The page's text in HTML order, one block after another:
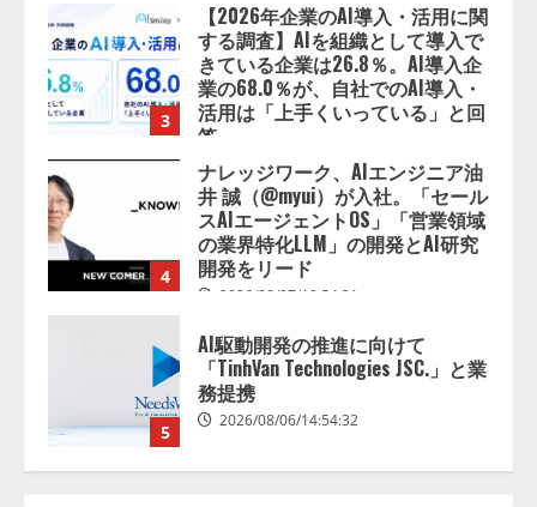
3
【2026年企業のAI導入・活用に関
する調査】AIを組織として導入で
きている企業は26.8％。AI導入企
業の68.0％が、自社でのAI導入・
活用は「上手くいっている」と回
答
2026/08/07/13:53:50
4
ナレッジワーク、AIエンジニア油
井 誠（@myui）が入社。「セール
スAIエージェントOS」「営業領域
の業界特化LLM」の開発とAI研究
開発をリード
2026/08/07/10:54:31
5
AI駆動開発の推進に向けて
「TinhVan Technologies JSC.」と業
務提携
2026/08/06/14:54:32